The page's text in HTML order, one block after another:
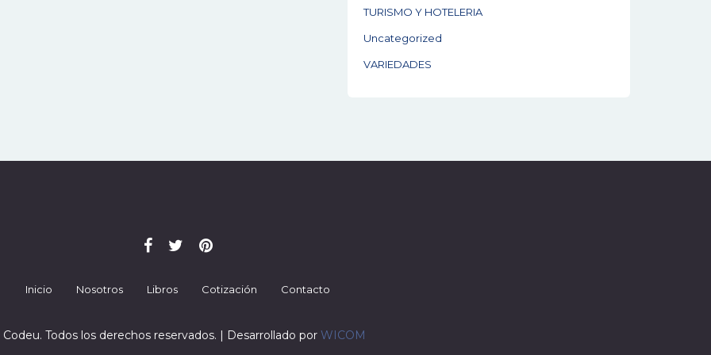
TURISMO Y HOTELERIA
Uncategorized
VARIEDADES
Inicio Nosotros Libros Cotización Contacto
Todos los derechos reservados. | Desarrollado por WICOM